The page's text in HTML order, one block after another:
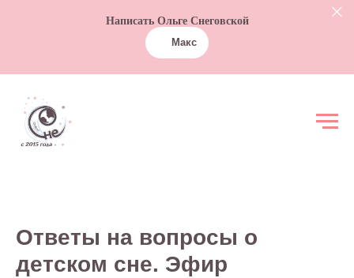
Написать Ольге Снеговской
Макс
Ответы на вопросы о
детском сне. Эфир